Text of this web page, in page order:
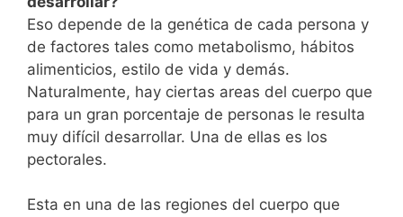
Eso depende de la genética de cada persona y
de factores tales como metabolismo, hábitos
alimenticios, estilo de vida y demás.
Naturalmente, hay ciertas areas del cuerpo que
para un gran porcentaje de personas le resulta
muy difícil desarrollar. Una de ellas es los
pectorales.
Esta en una de las regiones del cuerpo que